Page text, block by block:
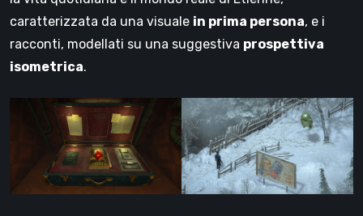
caratterizzata da una visuale in prima persona, e i
racconti, modellati su una suggestiva prospettiva
isometrica.